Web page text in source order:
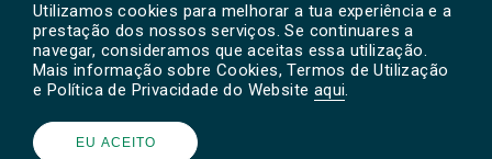
Utilizamos cookies para melhorar a tua experiência e a
prestação dos nossos serviços. Se continuares a
navegar, consideramos que aceitas essa utilização.
Mais informação sobre Cookies, Termos de Utilização
e Política de Privacidade do Website aqui.
EU ACEITO
Powered by © PAN 2026